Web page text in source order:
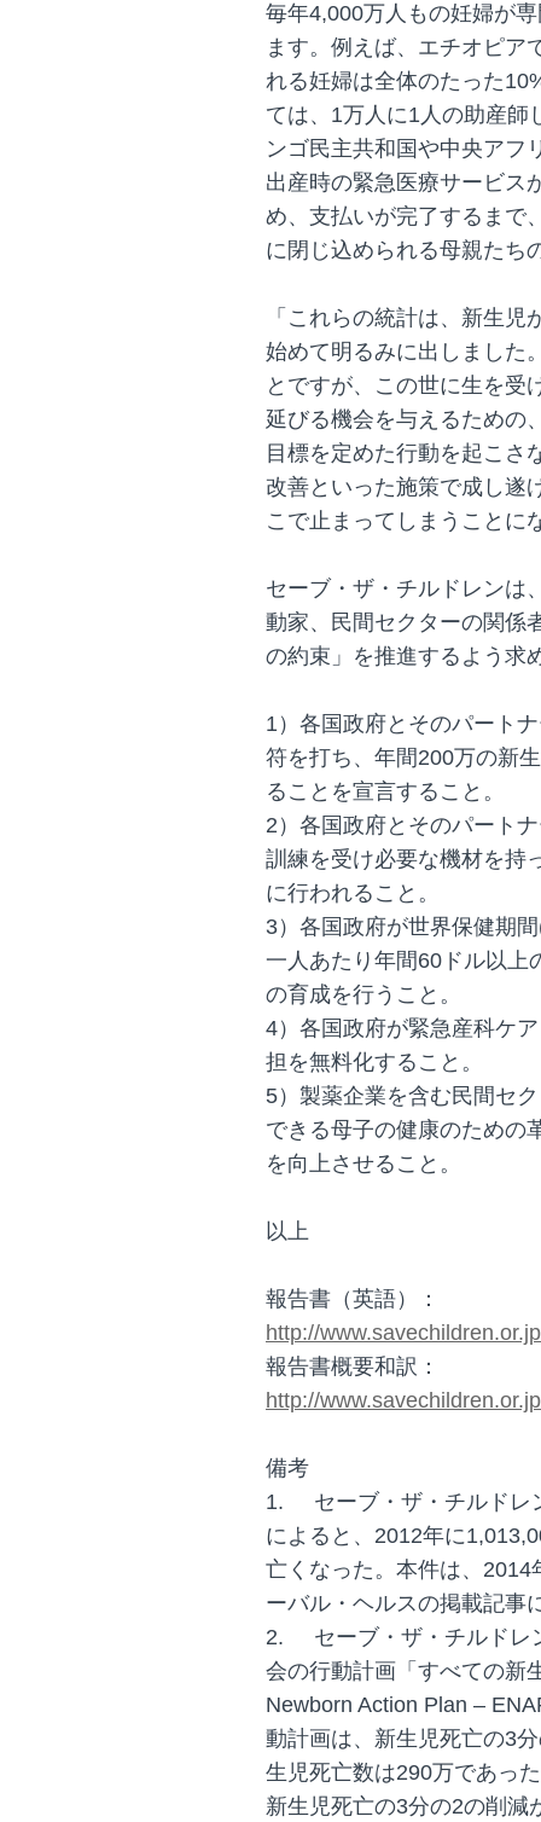
毎年4,000万人もの妊婦が
ます。例えば、エチオピア
れる妊婦は全体のたった
ては、1万人に1人の助産師
ンゴ民主共和国や中央アフ
出産時の緊急医療サービス
め、支払いが完了するまで
に閉じ込められる母親たち
「これらの統計は、新生
始めて明るみに出しました
とですが、この世に生を受
延びる機会を与えるための
目標を定めた行動を起こさ
改善といった施策で成し遂
こで止まってしまうことに
セーブ・ザ・チルドレンは
動家、民間セクターの関係
の約束」を推進するよう求
1）各国政府とそのパート
符を打ち、年間200万の新
ることを宣言すること。
2）各国政府とそのパート
訓練を受け必要な機材を持
に行われること。
3）各国政府が世界保健期
一人あたり年間60ドル以上
の育成を行うこと。
4）各国政府が緊急産科ケ
担を無料化すること。
5）製薬企業を含む民間セ
できる母子の健康のための
を向上させること。
以上
報告書（英語）：
http://
報告書概要和訳：
http://
備考
1.
セーブ・ザ・チルド
によると、2012年に
亡くなった。本件は、
ーバル・ヘルスの掲載記事
2.
セーブ・ザ・チルド
会の行動計画「すべての新
Newborn Action Plan –
動計画は、新生児死亡の3
生児死亡数は290万であっ
新生児死亡の3分の2の削減